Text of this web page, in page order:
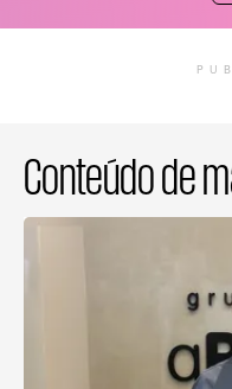
Conteúdo de